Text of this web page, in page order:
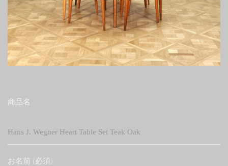
商品名
お名前 (必須)